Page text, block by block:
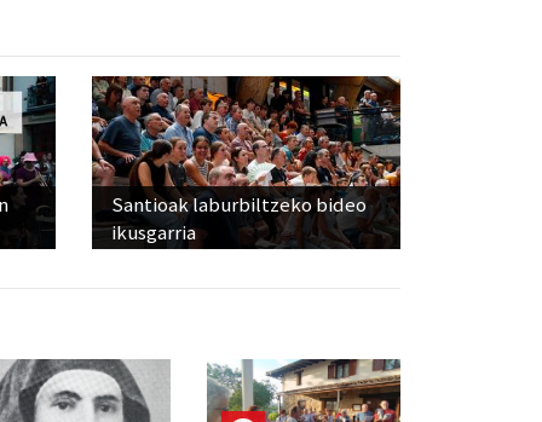
Santioak laburbiltzeko bideo
ikusgarria